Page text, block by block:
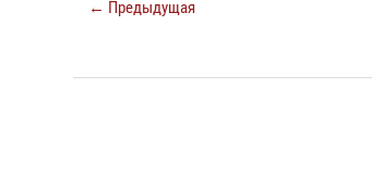
← Предыдущая